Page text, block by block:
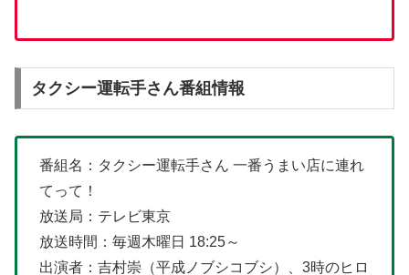
タクシー運転手さん番組情報
番組名：タクシー運転手さん 一番うまい店に連れ
てって！
放送局：テレビ東京
放送時間：毎週木曜日 18:25～
出演者：吉村崇（平成ノブシコブシ）、3時のヒロ